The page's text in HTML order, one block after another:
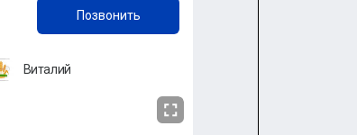
Позвонить
Виталий